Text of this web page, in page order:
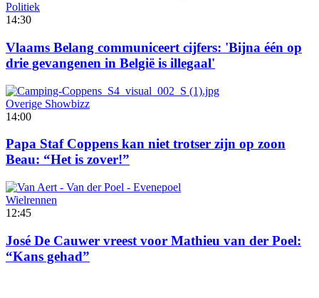
Politiek
14:30
Vlaams Belang communiceert cijfers: 'Bijna één op
drie gevangenen in België is illegaal'
Overige Showbizz
14:00
Papa Staf Coppens kan niet trotser zijn op zoon
Beau: “Het is zover!”
Wielrennen
12:45
José De Cauwer vreest voor Mathieu van der Poel:
“Kans gehad”